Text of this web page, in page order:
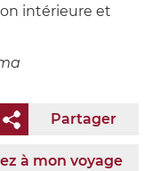
intérieure et
Partager
à mon voyage